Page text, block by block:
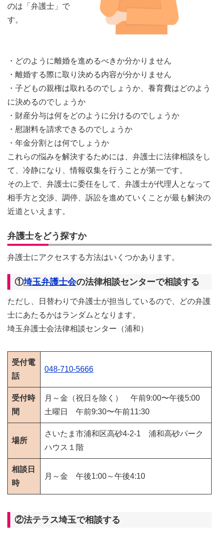
のは「弁護士」で
す。
・どのように離婚を進めるべきか分かりません
・離婚する際に取り決める内容が分かりません
・子どもの親権は取れるのでしょうか、養育費はどのよう
に決めるのでしょうか
・財産分与は何をどのように分けるのでしょうか
・慰謝料を請求できるのでしょうか
・年金分割とは何でしょうか
これらの悩みを解決するためには、弁護士に法律相談をし
て、冷静になり、情報収集を行うことが第一です。
その上で、弁護士に委任をして、弁護士が代理人となって
相手方と交渉、調停、訴訟を進めていくことが最も解決の
近道といえます。
弁護士をどう探すか
弁護士にアクセスする方法はいくつかあります。
①埼玉弁護士会の法律相談センターで相談する
ただし、日替わりで弁護士が担当しているので、どの弁護
士にあたるかはランダムとなります。
埼玉弁護士会法律相談センター（浦和）
受付電
話
048-710-5666
受付時
間
月～金（祝日を除く） 午前9:00〜午後5:00
土曜日 午前9:30〜午前11:30
場所
さいたま市浦和区高砂4-2-1 浦和高砂パーク
ハウス１階
相談日
時
月～金 午後1:00～午後4:10
②法テラス埼玉で相談する